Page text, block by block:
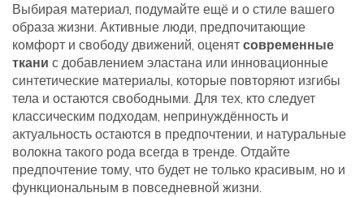
Выбирая материал, подумайте ещё и о стиле вашего
образа жизни. Активные люди, предпочитающие
комфорт и свободу движений, оценят современные
ткани с добавлением эластана или инновационные
синтетические материалы, которые повторяют изгибы
тела и остаются свободными. Для тех, кто следует
классическим подходам, непринуждённость и
актуальность остаются в предпочтении, и натуральные
волокна такого рода всегда в тренде. Отдайте
предпочтение тому, что будет не только красивым, но и
функциональным в повседневной жизни.